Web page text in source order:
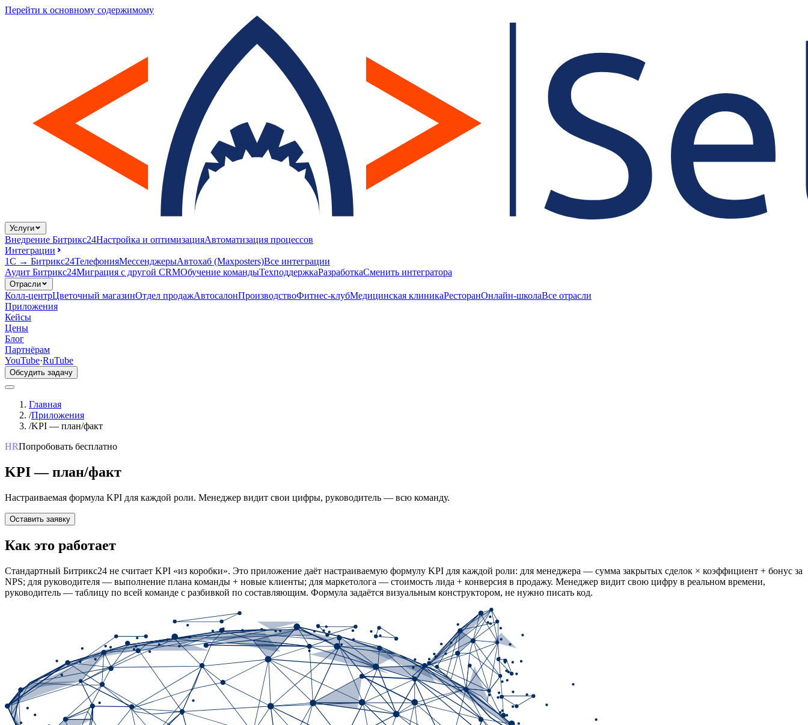
Перейти к основному содержимому
Услуги
Внедрение Битрикс24Настройка и оптимизацияАвтоматизация процессов
Интеграции
1С → Битрикс24ТелефонияМессенджерыАвтохаб (Maxposters)Все интеграции
Аудит Битрикс24Миграция с другой CRMОбучение командыТехподдержкаРазработкаСменить интегратора
Отрасли
Колл-центрЦветочный магазинОтдел продажАвтосалонПроизводствоФитнес-клубМедицинская клиникаРесторанОнлайн-школаВсе отрасли
Приложения
Кейсы
Цены
Блог
Партнёрам
YouTube·RuTube
Обсудить задачу
Главная
/Приложения
/KPI — план/факт
HRПопробовать бесплатно
KPI — план/факт
Настраиваемая формула KPI для каждой роли. Менеджер видит свои цифры, руководитель — всю команду.
Оставить заявку
Как это работает
Стандартный Битрикс24 не считает KPI «из коробки». Это приложение даёт настраиваемую формулу KPI для каждой роли: для менеджера — сумма закрытых сделок × коэффициент + бонус за
NPS; для руководителя — выполнение плана команды + новые клиенты; для маркетолога — стоимость лида + конверсия в продажу. Менеджер видит свою цифру в реальном времени,
руководитель — таблицу по всей команде с разбивкой по составляющим. Формула задаётся визуальным конструктором, не нужно писать код.